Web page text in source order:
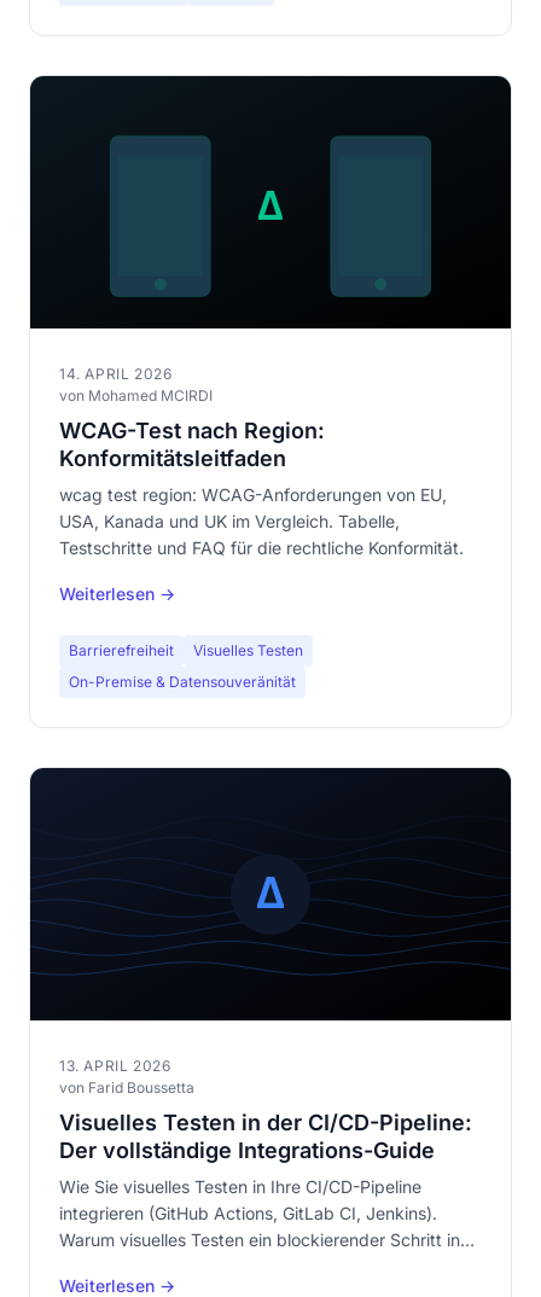
14. APRIL 2026
von Mohamed MCIRDI
WCAG-Test nach Region:
Konformitätsleitfaden
wcag test region: WCAG-Anforderungen von EU,
USA, Kanada und UK im Vergleich. Tabelle,
Testschritte und FAQ für die rechtliche Konformität.
Weiterlesen →
Barrierefreiheit
Visuelles Testen
On-Premise & Datensouveränität
13. APRIL 2026
von Farid Boussetta
Visuelles Testen in der CI/CD-Pipeline:
Der vollständige Integrations-Guide
Wie Sie visuelles Testen in Ihre CI/CD-Pipeline
integrieren (GitHub Actions, GitLab CI, Jenkins).
Warum visuelles Testen ein blockierender Schritt in
Weiterlesen →